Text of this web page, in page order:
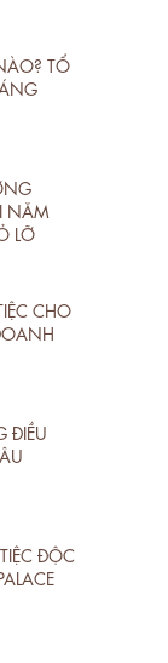
TỔ
NĂM
LỠ
CHO
ĐIỀU
ĐỘC